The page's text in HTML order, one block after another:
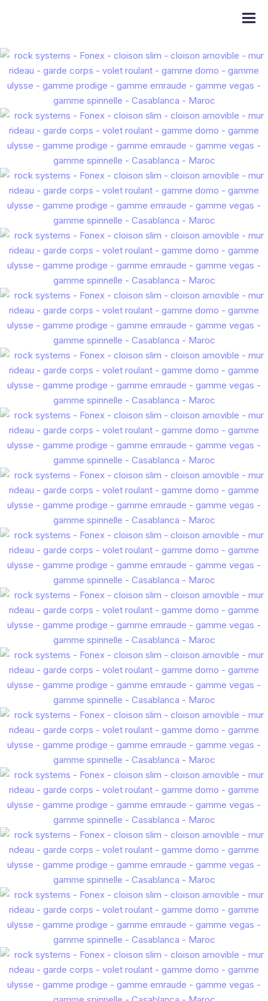
Série DOMO
Série ULYSSE
Série PRODIGE
Série EMERAUDE
Série Alugom
Série Cloison Amovible
Façades Série VEGAS
Système Garde-Corps
Série Cloison Minimaliste Spinnelle
Volets Roulants
ALUMOUSSE PLAT 44
ALUMOUSSE BOMBE 55
EXTRUDE LAME 55
EXTRUDÉ LAME 100
FR
EN
ES
IT